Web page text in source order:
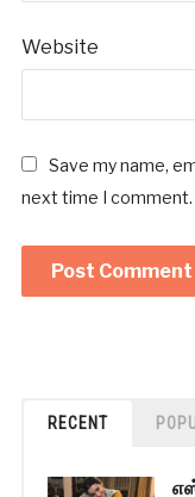
Website
Save my name,
next time I comment.
RECENT